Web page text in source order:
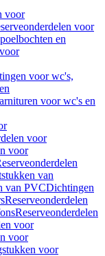
voor
voor
en
voor wc's,
voor wc's en
voor
voor
van
van PVCDichtingen
Reserveonderdelen
Reserveonderdelen
voor
voor
voor